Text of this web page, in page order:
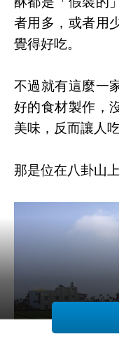
者用多，或者用
覺得好吃。
不過就有這麼一
好的食材製作，
美味，反而讓人
那是位在八卦山